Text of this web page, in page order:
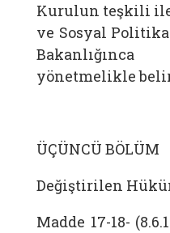
Kurulun teşkili ile
ve Sosyal
yönetmelikle
ÜÇÜNCÜ BÖLÜM
Değiştirilen
Madde 17-18-